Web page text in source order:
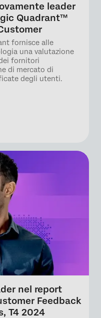
leader
Quadrant™
fornisce alle
una valutazione
fornitori
di mercato di
degli utenti.
nel report
Feedback
T4 2024